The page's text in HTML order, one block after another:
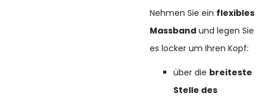
Nehmen Sie ein flexibles
Massband und legen Sie
es locker um Ihren Kopf:
über die breiteste
Stelle des